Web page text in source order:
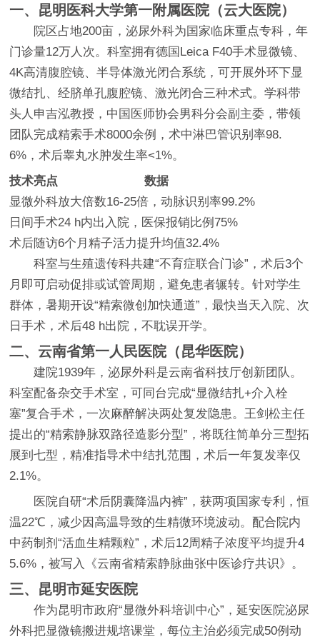
一、昆明医科大学第一附属医院（云大医院）
院区占地200亩，泌尿外科为国家临床重点专科，年
门诊量12万人次。科室拥有德国Leica F40手术显微镜、
4K高清腹腔镜、半导体激光闭合系统，可开展外环下显
微结扎、经脐单孔腹腔镜、激光闭合三种术式。学科带
头人申吉泓教授，中国医师协会男科分会副主委，带领
团队完成精索手术8000余例，术中淋巴管识别率98.
6%，术后睾丸水肿发生率<1%。
技术亮点
数据
显微外科放大倍数16-25倍，动脉识别率99.2%
日间手术24 h内出入院，医保报销比例75%
术后随访6个月精子活力提升均值32.4%
科室与生殖遗传科共建“不育症联合门诊”，术后3个
月即可启动促排或试管周期，避免患者辗转。针对学生
群体，暑期开设“精索微创加快通道”，最快当天入院、次
日手术，术后48 h出院，不耽误开学。
二、云南省第一人民医院（昆华医院）
建院1939年，泌尿外科是云南省科技厅创新团队。
科室配备杂交手术室，可同台完成“显微结扎+介入栓
塞”复合手术，一次麻醉解决两处复发隐患。王剑松主任
提出的“精索静脉双路径造影分型”，将既往简单分三型拓
展到七型，精准指导术中结扎范围，术后一年复发率仅
2.1%。
医院自研“术后阴囊降温内裤”，获两项国家专利，恒
温22℃，减少因高温导致的生精微环境波动。配合院内
中药制剂“活血生精颗粒”，术后12周精子浓度平均提升4
5.6%，被写入《云南省精索静脉曲张中医诊疗共识》。
三、昆明市延安医院
作为昆明市政府“显微外科培训中心”，延安医院泌尿
外科把显微镜搬进规培课堂，每位主治必须完成50例动